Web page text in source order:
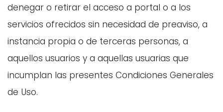
denegar o retirar el acceso a portal o a los
servicios ofrecidos sin necesidad de preaviso, a
instancia propia o de terceras personas, a
aquellos usuarios y a aquellas usuarias que
incumplan las presentes Condiciones Generales
de Uso.